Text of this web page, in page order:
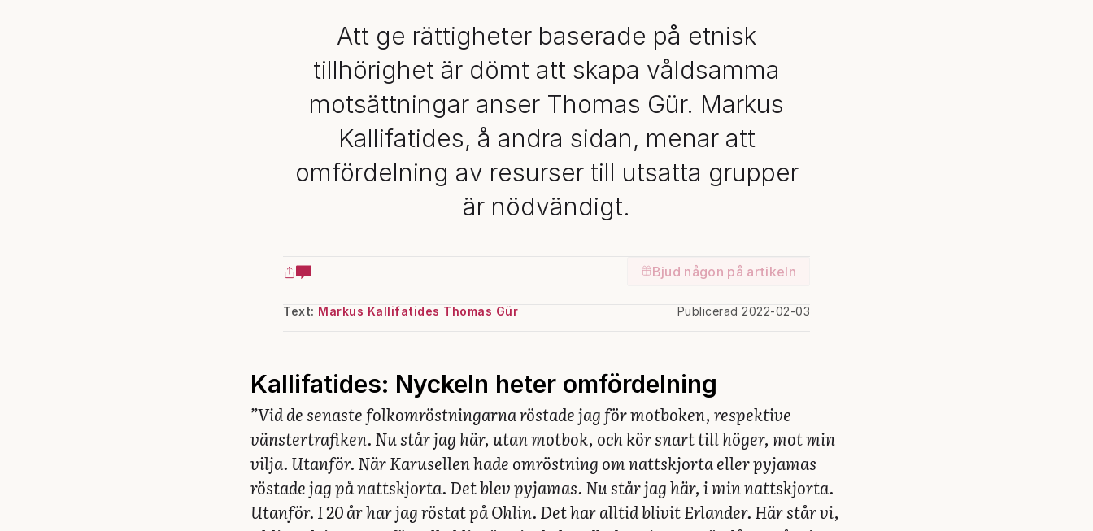
Att ge rättigheter baserade på etnisk
tillhörighet är dömt att skapa våldsamma
motsättningar anser Thomas Gür. Markus
Kallifatides, å andra sidan, menar att
omfördelning av resurser till utsatta grupper
är nödvändigt.
Bjud någon på artikeln
Text: Markus Kallifatides Thomas Gür Publicerad 2022-02-03
Kallifatides: Nyckeln heter omfördelning
”Vid de senaste folkomröstningarna röstade jag för motboken, respektive
vänstertrafiken. Nu står jag här, utan motbok, och kör snart till höger, mot min
vilja. Utanför. När Karusellen hade omröstning om nattskjorta eller pyjamas
röstade jag på nattskjorta. Det blev pyjamas. Nu står jag här, i min nattskjorta.
Utanför. I 20 år har jag röstat på Ohlin. Det har alltid blivit Erlander. Här står vi,